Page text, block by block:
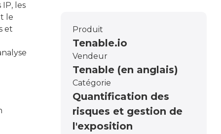
les
le
et
Produit
Tenable.io
Vendeur
Tenable (en anglais)
Catégorie
Quantification des
risques et gestion de
l'exposition